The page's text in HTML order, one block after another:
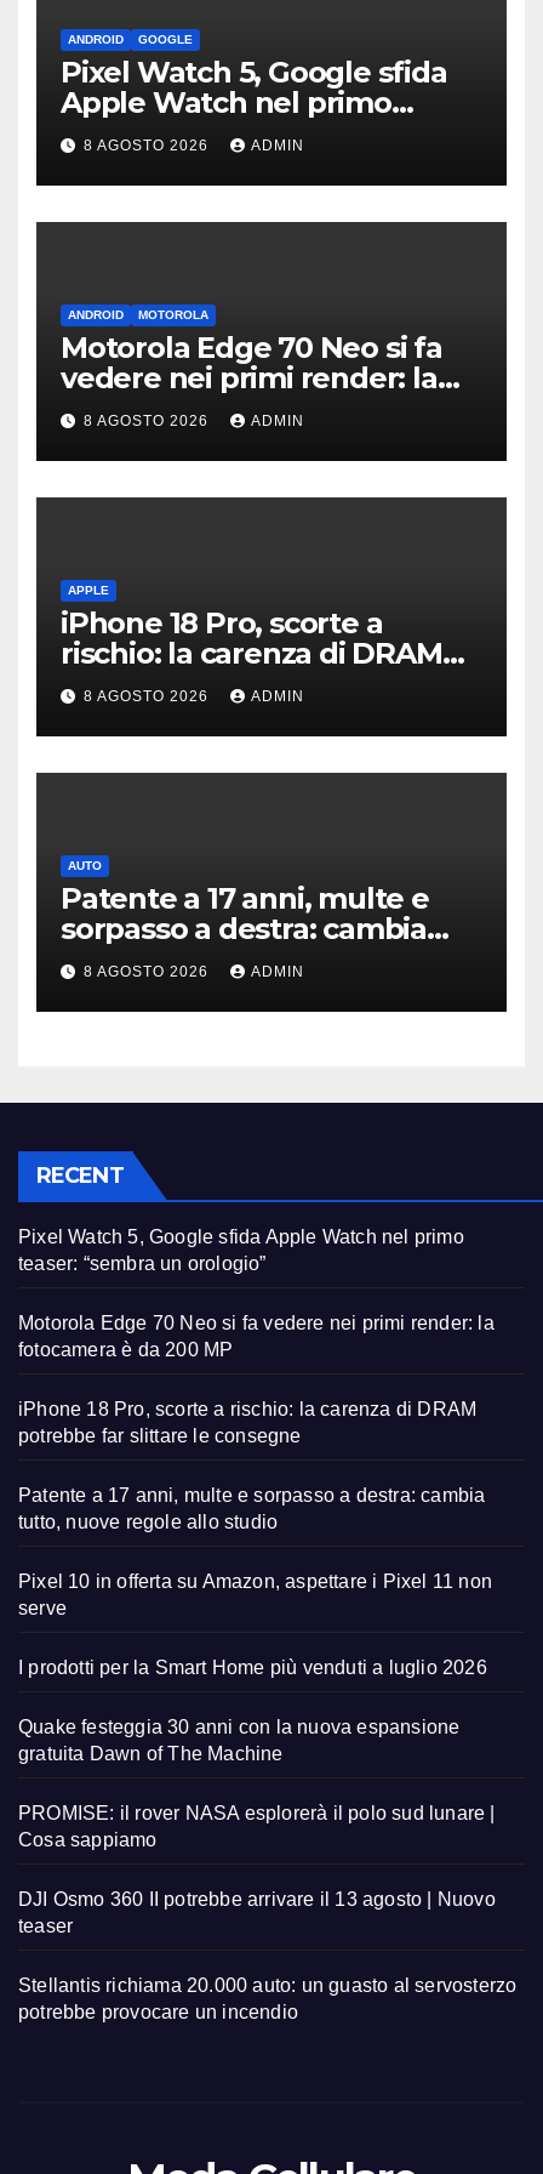
ANDROID GOOGLE
Pixel Watch 5, Google sfida
Apple Watch nel primo
teaser: “sembra un orologio”
8 AGOSTO 2026 ADMIN
ANDROID MOTOROLA
Motorola Edge 70 Neo si fa
vedere nei primi render: la
fotocamera è da 200 MP
8 AGOSTO 2026 ADMIN
APPLE
iPhone 18 Pro, scorte a
rischio: la carenza di DRAM
potrebbe far slittare le
consegne
8 AGOSTO 2026 ADMIN
AUTO
Patente a 17 anni, multe e
sorpasso a destra: cambia
tutto, nuove regole allo
studio
8 AGOSTO 2026 ADMIN
RECENT
Pixel Watch 5, Google sfida Apple Watch nel primo
teaser: “sembra un orologio”
Motorola Edge 70 Neo si fa vedere nei primi render: la
fotocamera è da 200 MP
iPhone 18 Pro, scorte a rischio: la carenza di DRAM
potrebbe far slittare le consegne
Patente a 17 anni, multe e sorpasso a destra: cambia
tutto, nuove regole allo studio
Pixel 10 in offerta su Amazon, aspettare i Pixel 11 non
serve
I prodotti per la Smart Home più venduti a luglio 2026
Quake festeggia 30 anni con la nuova espansione
gratuita Dawn of The Machine
PROMISE: il rover NASA esplorerà il polo sud lunare |
Cosa sappiamo
DJI Osmo 360 II potrebbe arrivare il 13 agosto | Nuovo
teaser
Stellantis richiama 20.000 auto: un guasto al servosterzo
potrebbe provocare un incendio